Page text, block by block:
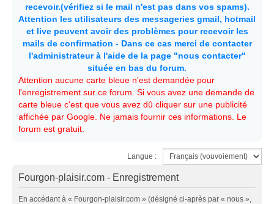
recevoir.(vérifiez si le mail n'est pas dans vos spams).
Attention les utilisateurs des messageries gmail, hotmail
et live peuvent avoir des problèmes pour recevoir les
mails de confirmation - Dans ce cas merci de contacter
l'administrateur à l'aide de la page "nous contacter"
située en bas du forum.
Attention aucune carte bleue n'est demandée pour
l'enregistrement sur ce forum. Si vous avez une demande de
carte bleue c'est que vous avez dû cliquer sur une publicité
affichée par Google. Ne jamais fournir ces informations. Le
forum est gratuit.
Langue :
Fourgon-plaisir.com - Enregistrement
En accédant à « Fourgon-plaisir.com » (désigné ci-après par « nous »,